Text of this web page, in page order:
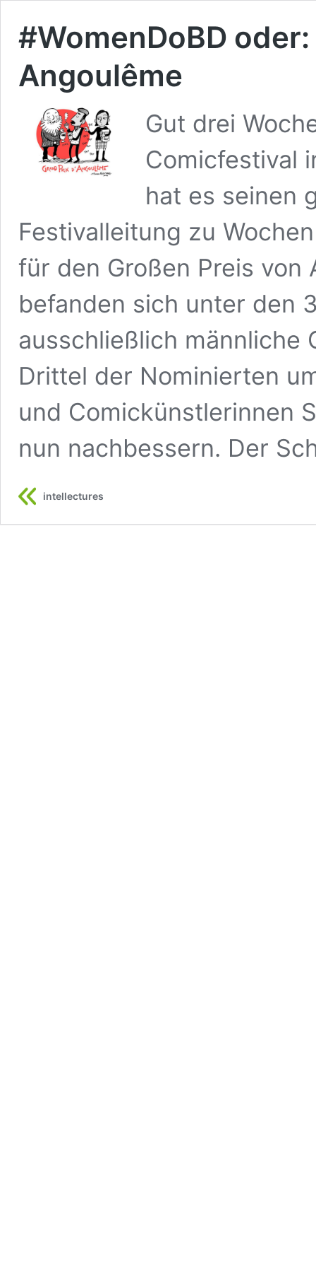
#WomenDoBD
Angoulême
Gut drei
Comicfestival
hat es seinen
Festivalleitung zu
für den Großen Preis von
befanden sich unter den
ausschließlich männliche
Drittel der Nominierten
und Comickünstlerinnen
nun nachbessern. Der
intellectures